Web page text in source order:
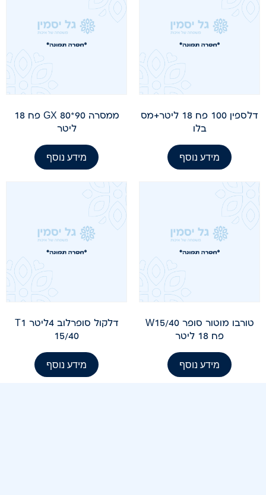
דלספין 100 פח 18 ליטר+מס
בלו
מידע נוסף
ממסרה 90*80 GX פח 18
ליטר
מידע נוסף
טורבו מוטור סופר W15/40
פח 18 ליטר
מידע נוסף
דלקול סופרלוב 4ליטר T1
15/40
מידע נוסף